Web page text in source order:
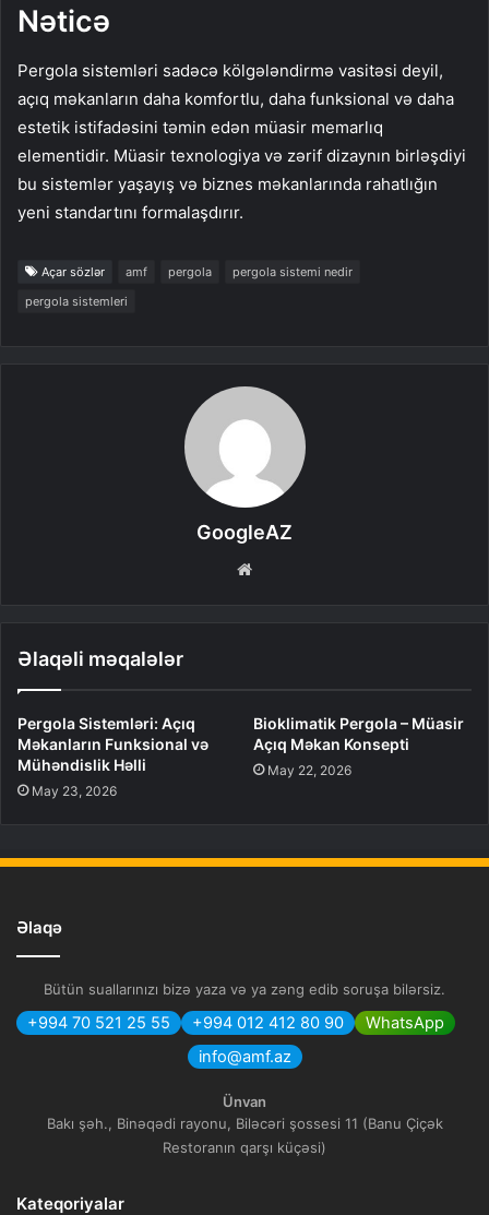
Nəticə
Pergola sistemləri sadəcə kölgələndirmə vasitəsi deyil,
açıq məkanların daha komfortlu, daha funksional və daha
estetik istifadəsini təmin edən müasir memarlıq
elementidir. Müasir texnologiya və zərif dizaynın birləşdiyi
bu sistemlər yaşayış və biznes məkanlarında rahatlığın
yeni standartını formalaşdırır.
Açar sözlər amf pergola
pergola sistemi nedir
pergola sistemleri
GoogleAZ
Əlaqəli məqalələr
Pergola Sistemləri: Açıq
Məkanların Funksional və
Mühəndislik Həlli
May 23, 2026
Bioklimatik Pergola – Müasir
Açıq Məkan Konsepti
May 22, 2026
Əlaqə
Bütün suallarınızı bizə yaza və ya zəng edib soruşa bilərsiz.
+994 70 521 25 55 +994 012 412 80 90
WhatsApp
info@amf.az
Ünvan
Bakı şəh., Binəqədi rayonu, Biləcəri şossesi 11 (Banu Çiçək
Restoranın qarşı küçəsi)
Kateqoriyalar